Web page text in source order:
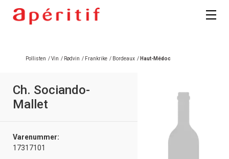
Pollisten /Vin / Rødvin / Frankrike / Bordeaux / Haut-Médoc
Ch. Sociando-
Mallet
Varenummer:
17317101